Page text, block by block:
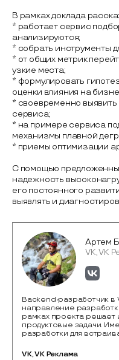
В рамках доклада
* работает сервис
анализируются;
* собрать инструменты
* от общих метрик
узкие места;
* формулировать
оценки влияния на
* своевременно
сервиса;
* на примере сервиса
механизмы плавной
* приемы оптимизации
С помощью
надежность
его постоянного
выявлять и
Артем
VK, VK
Backend-разработчик в
направление
рамках проекта решает
продуктовые задачи.
разработки для
VK, VK Реклама